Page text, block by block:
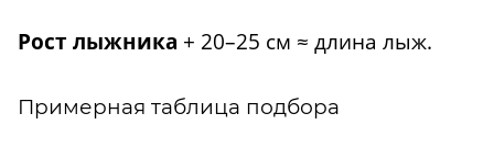
Рост лыжника + 20–25 см ≈ длина лыж.
Примерная таблица подбора